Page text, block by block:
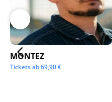
MONTEZ
Tickets ab69,90€